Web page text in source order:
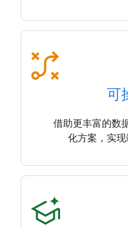
可
借助更丰富的数
化方案，实